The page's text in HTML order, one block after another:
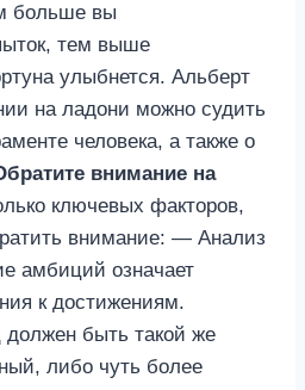
больше вы
тем выше
улыбнется. Альберт
на ладони можно судить
человека, а также о
внимание на
ключевых факторов,
внимание: — Анализ
амбиций означает
к достижениям.
должен быть такой же
либо чуть более